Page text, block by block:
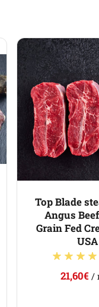
Top Blade
Angus
Grain Fed
USA
21,60€ /